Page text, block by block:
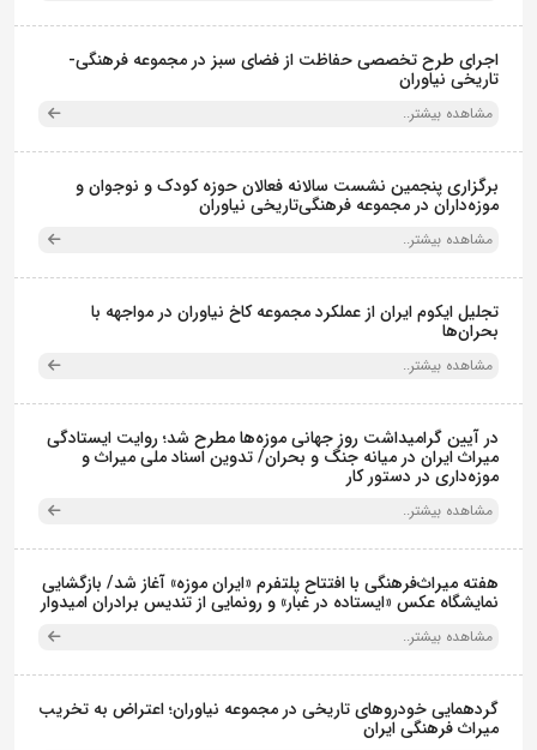
اجرای طرح تخصصی حفاظت از فضای سبز در مجموعه فرهنگی-
تاریخی نیاوران
مشاهده بیشتر..
برگزاری پنجمین نشست سالانه فعالان حوزه کودک و نوجوان و
موزه‌داران در مجموعه فرهنگی‌تاریخی نیاوران
مشاهده بیشتر..
تجلیل ایکوم ایران از عملکرد مجموعه کاخ نیاوران در مواجهه با
بحران‌ها
مشاهده بیشتر..
در آیین گرامیداشت روز جهانی موزه‌ها مطرح شد؛ روایت ایستادگی
میراث ایران در میانه جنگ و بحران/ تدوین اسناد ملی میراث و
موزه‌داری در دستور کار
مشاهده بیشتر..
هفته میراث‌فرهنگی با افتتاح پلتفرم «ایران موزه» آغاز شد/ بازگشایی
نمایشگاه عکس «ایستاده در غبار» و رونمایی از تندیس برادران امیدوار
مشاهده بیشتر..
گردهمایی خودروهای تاریخی در مجموعه نیاوران؛ اعتراض به تخریب
میراث فرهنگی ایران